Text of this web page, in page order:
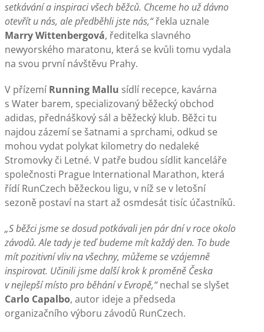
setkávání a inspiraci všech běžců. Chceme ho už dávno
otevřít u nás, ale předběhli jste nás,“řekla uznale
Marry Wittenbergová, ředitelka slavného
newyorského maratonu, která se kvůli tomu vydala
na svou první návštěvu Prahy.
V přízemí Running Mallu sídlí recepce, kavárna
s Water barem, specializovaný běžecký obchod
adidas, přednáškový sál a běžecký klub. Běžci tu
najdou zázemí se šatnami a sprchami, odkud se
mohou vydat polykat kilometry do nedaleké
Stromovky či Letné. V patře budou sídlit kanceláře
společnosti Prague International Marathon, která
řídí RunCzech běžeckou ligu, v níž se v letošní
sezoně postaví na start až osmdesát tisíc účastníků.
„S běžci jsme se dosud potkávali jen pár dní v roce okolo
závodů. Ale tady je teď budeme mít každý den. To bude
mít pozitivní vliv na všechny, můžeme se vzájemně
inspirovat. Učinili jsme další krok k proměně Česka
v nejlepší místo pro běhání v Evropě,“nechal se slyšet
Carlo Capalbo, autor ideje a předseda
organizačního výboru závodů RunCzech.